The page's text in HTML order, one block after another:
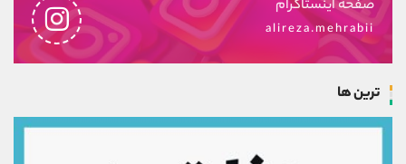
صفحه اینستاگرام
alireza.mehrabii
ترین ها